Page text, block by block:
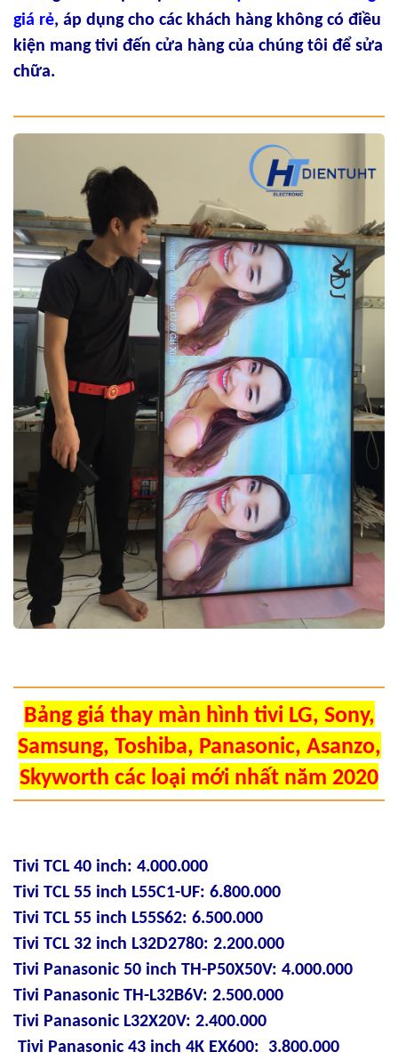
giá rẻ, áp dụng cho các khách hàng không có điều
kiện mang tivi đến cửa hàng của chúng tôi để sửa
chữa.
Bảng giá thay màn hình tivi LG, Sony,
Samsung, Toshiba, Panasonic, Asanzo,
Skyworth các loại mới nhất năm 2020
Tivi TCL 40 inch: 4.000.000
Tivi TCL 55 inch L55C1-UF: 6.800.000
Tivi TCL 55 inch L55S62: 6.500.000
Tivi TCL 32 inch L32D2780: 2.200.000
Tivi Panasonic 50 inch TH-P50X50V: 4.000.000
Tivi Panasonic TH-L32B6V: 2.500.000
Tivi Panasonic L32X20V: 2.400.000
Tivi Panasonic 43 inch 4K EX600: 3.800.000